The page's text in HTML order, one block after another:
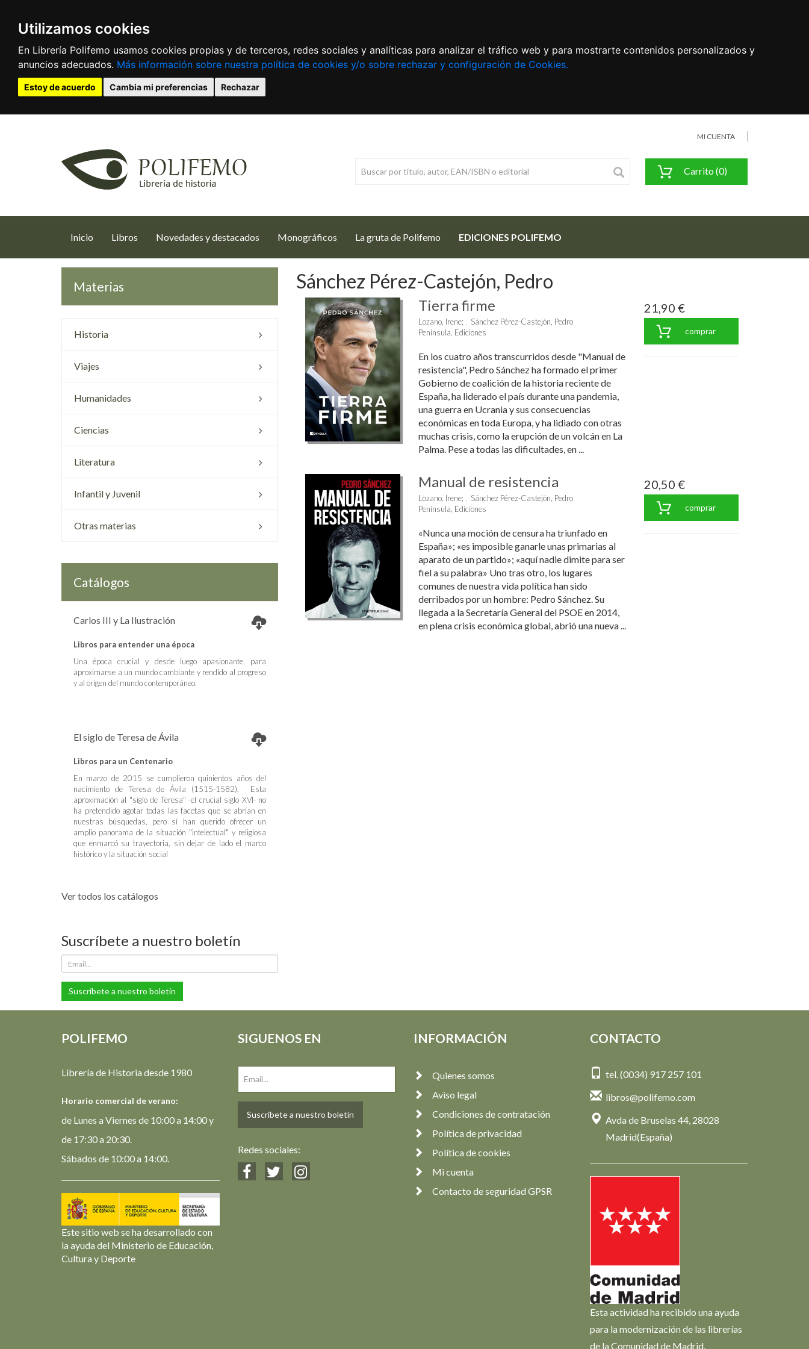
Utilizamos cookies
En Librería Polifemo usamos cookies propias y de terceros, redes sociales y analíticas para analizar el tráfico web y para mostrarte contenidos personalizados y
anuncios adecuados. Más información sobre nuestra política de cookies y/o sobre rechazar y configuración de Cookies.
Estoy de acuerdo Cambia mi preferencias Rechazar
MI CUENTA
Carrito (0)
Inicio (current)
Libros Novedades y destacados Monográficos La gruta de Polifemo EDICIONES POLIFEMO
Materias
Historia
Viajes
Humanidades
Ciencias
Literatura
Infantil y Juvenil
Otras materias
Catálogos
Carlos III y La Ilustración
Libros para entender una época
Una época crucial y desde luego apasionante, para
aproximarse a un mundo cambiante y rendido al progreso
y al origen del mundo contemporáneo.
El siglo de Teresa de Ávila
Libros para un Centenario
En marzo de 2015 se cumplieron quinientos años del
nacimiento de Teresa de Ávila (1515-1582). Esta
aproximación al "siglo de Teresa" -el crucial siglo XVI- no
ha pretendido agotar todas las facetas que se abrían en
nuestras búsquedas, pero sí han querido ofrecer un
amplio panorama de la situación "intelectual" y religiosa
que enmarcó su trayectoria, sin dejar de lado el marco
histórico y la situación social
Ver todos los catálogos
Suscríbete a nuestro boletín
Suscríbete a nuestro boletín
Sánchez Pérez-Castejón, Pedro
Tierra firme
Lozano, Irene;
Sánchez Pérez-Castejón, Pedro
Península, Ediciones
En los cuatro años transcurridos desde "Manual de
resistencia", Pedro Sánchez ha formado el primer
Gobierno de coalición de la historia reciente de
España, ha liderado el país durante una pandemia,
una guerra en Ucrania y sus consecuencias
económicas en toda Europa, y ha lidiado con otras
muchas crisis, como la erupción de un volcán en La
Palma. Pese a todas las dificultades, en ...
21,90 €
comprar
Manual de resistencia
Lozano, Irene;
Sánchez Pérez-Castejón, Pedro
Península, Ediciones
«Nunca una moción de censura ha triunfado en
España»; «es imposible ganarle unas primarias al
aparato de un partido»; «aquí nadie dimite para ser
fiel a su palabra» Uno tras otro, los lugares
comunes de nuestra vida política han sido
derribados por un hombre: Pedro Sánchez. Su
llegada a la Secretaría General del PSOE en 2014,
en plena crisis económica global, abrió una nueva ...
20,50 €
comprar
POLIFEMO
Librería de Historia desde 1980
Horario comercial de verano:
de Lunes a Viernes de 10:00 a 14:00 y
de 17:30 a 20:30.
Sábados de 10:00 a 14:00.
Este sitio web se ha desarrollado con
la ayuda del Ministerio de Educación,
Cultura y Deporte
SIGUENOS EN
Suscríbete a nuestro boletín
Redes sociales:
INFORMACIÓN
Quienes somos
Aviso legal
Condiciones de contratación
Política de privacidad
Política de cookies
Mi cuenta
Contacto de seguridad GPSR
CONTACTO
tel. (0034) 917 257 101
libros@polifemo.com
Avda de Bruselas 44, 28028
Madrid(España)
Esta actividad ha recibido una ayuda
para la modernización de las librerías
de la Comunidad de Madrid.